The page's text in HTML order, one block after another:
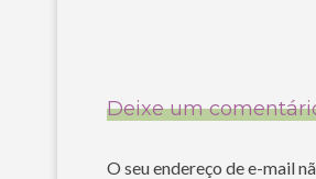
Deixe um
O seu endereço de e-mail